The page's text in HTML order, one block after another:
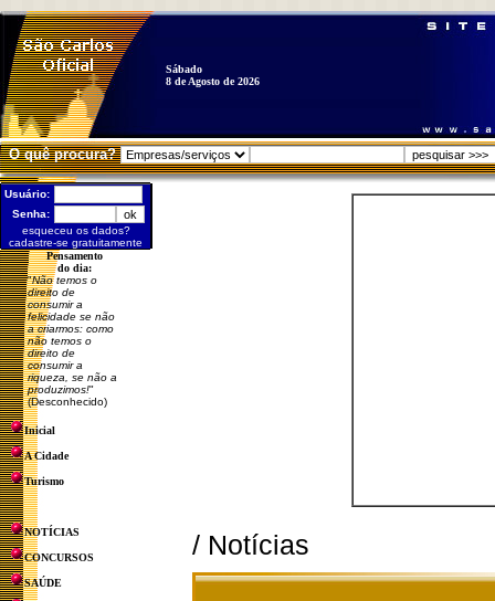
Sábado
8 de Agosto de 2026
O quê procura?
Usuário:
Senha:
esqueceu os dados?
cadastre-se gratuitamente
Pensamento
do dia:
"Não temos o
direito de
consumir a
felicidade se não
a criarmos: como
não temos o
direito de
consumir a
riqueza, se não a
produzimos!"
(Desconhecido)
Inicial
A Cidade
Turismo
NOTÍCIAS
CONCURSOS
SAÚDE
/ Notícias